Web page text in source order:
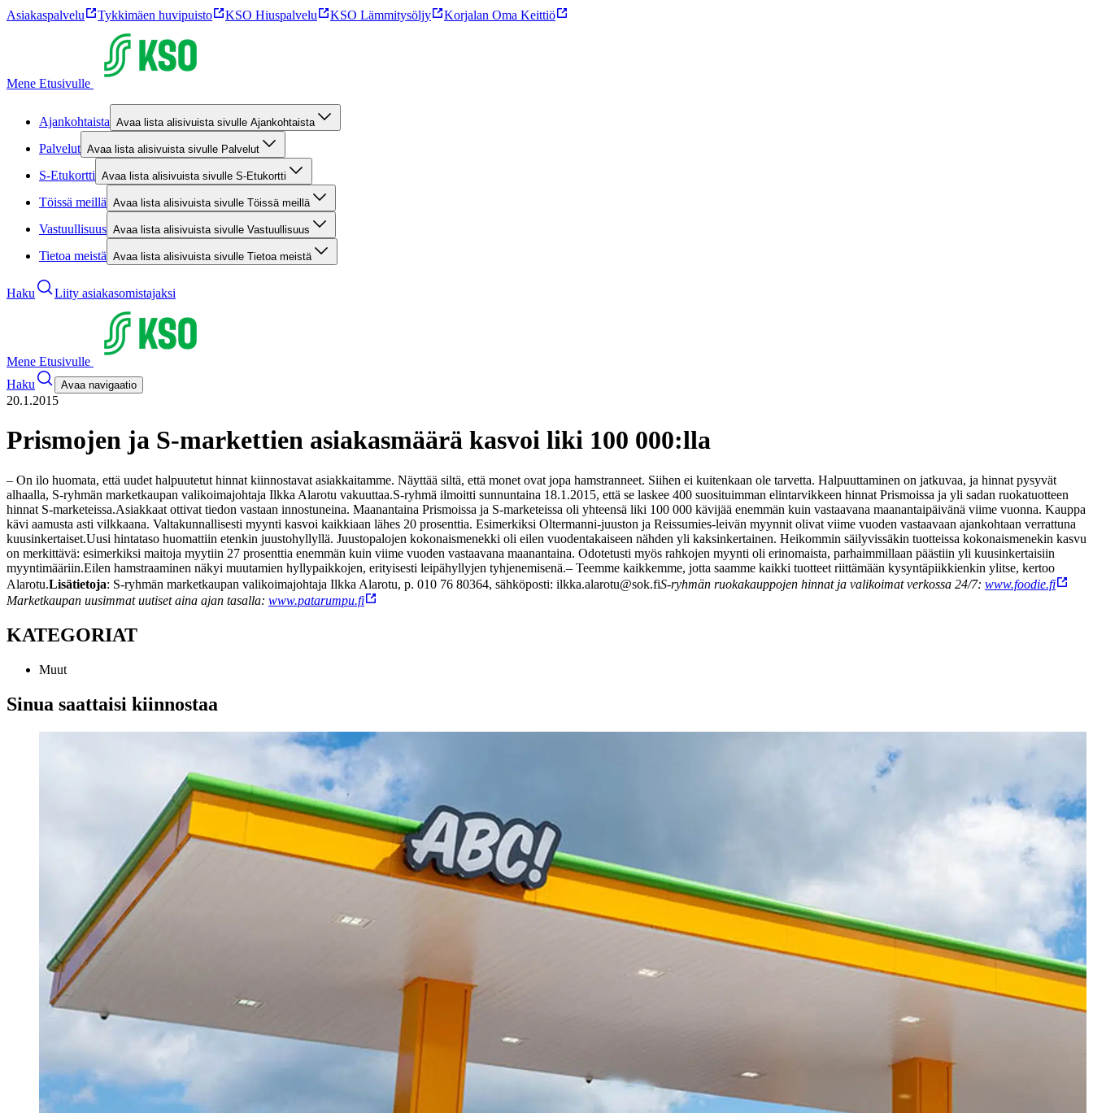
Asiakaspalvelu Tykkimäen huvipuisto KSO Hiuspalvelu KSO Lämmitysöljy Korjalan Oma Keittiö
Mene Etusivulle
Ajankohtaista Avaa lista alisivuista sivulle Ajankohtaista
Palvelut Avaa lista alisivuista sivulle Palvelut
S-Etukortti Avaa lista alisivuista sivulle S-Etukortti
Töissä meillä Avaa lista alisivuista sivulle Töissä meillä
Vastuullisuus Avaa lista alisivuista sivulle Vastuullisuus
Tietoa meistä Avaa lista alisivuista sivulle Tietoa meistä
Haku Liity asiakasomistajaksi
Mene Etusivulle
Haku
Avaa navigaatio
20.1.2015
Prismojen ja S-markettien asiakasmäärä kasvoi liki 100 000:lla
– On ilo huomata, että uudet halpuutetut hinnat kiinnostavat asiakkaitamme. Näyttää siltä, että monet ovat jopa hamstranneet. Siihen ei kuitenkaan ole tarvetta. Halpuuttaminen on jatkuvaa, ja hinnat pysyvät
alhaalla, S-ryhmän marketkaupan valikoimajohtaja Ilkka Alarotu vakuuttaa.S-ryhmä ilmoitti sunnuntaina 18.1.2015, että se laskee 400 suosituimman elintarvikkeen hinnat Prismoissa ja yli sadan ruokatuotteen
hinnat S-marketeissa.Asiakkaat ottivat tiedon vastaan innostuneina. Maanantaina Prismoissa ja S-marketeissa oli yhteensä liki 100 000 kävijää enemmän kuin vastaavana maanantaipäivänä viime vuonna. Kauppa
kävi aamusta asti vilkkaana. Valtakunnallisesti myynti kasvoi kaikkiaan lähes 20 prosenttia. Esimerkiksi Oltermanni-juuston ja Reissumies-leivän myynnit olivat viime vuoden vastaavaan ajankohtaan verrattuna
kuusinkertaiset.Uusi hintataso huomattiin etenkin juustohyllyllä. Juustopalojen kokonaismenekki oli eilen vuodentakaiseen nähden yli kaksinkertainen. Heikommin säilyvissäkin tuotteissa kokonaismenekin kasvu
on merkittävä: esimerkiksi maitoja myytiin 27 prosenttia enemmän kuin viime vuoden vastaavana maanantaina. Odotetusti myös rahkojen myynti oli erinomaista, parhaimmillaan päästiin yli kuusinkertaisiin
myyntimääriin.Eilen hamstraaminen näkyi muutamien hyllypaikkojen, erityisesti leipähyllyjen tyhjenemisenä.– Teemme kaikkemme, jotta saamme kaikki tuotteet riittämään kysyntäpiikkienkin ylitse, kertoo
Alarotu.Lisätietoja: S-ryhmän marketkaupan valikoimajohtaja Ilkka Alarotu, p. 010 76 80364, sähköposti: ilkka.alarotu@sok.fiS-ryhmän ruokakauppojen hinnat ja valikoimat verkossa 24/7: www.foodie.fi
Marketkaupan uusimmat uutiset aina ajan tasalla: www.patarumpu.fi
KATEGORIAT
Muut
Sinua saattaisi kiinnostaa